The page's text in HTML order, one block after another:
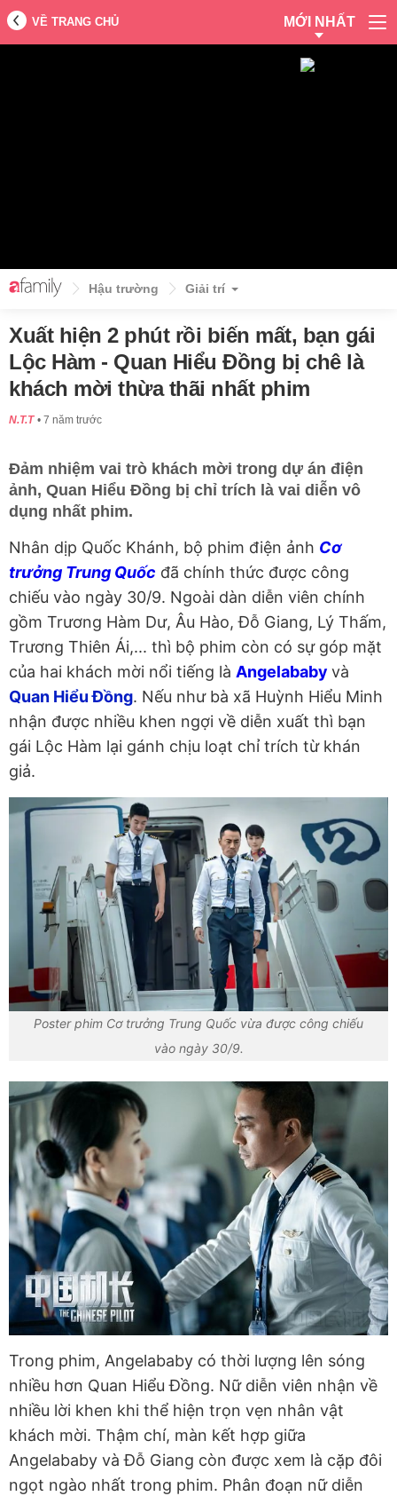
VỀ TRANG CHỦ MỚI NHẤT
Hậu trường Giải trí
Xuất hiện 2 phút rồi biến mất, bạn gái
Lộc Hàm - Quan Hiểu Đồng bị chê là
khách mời thừa thãi nhất phim
N.T.T 7 năm trước
Đảm nhiệm vai trò khách mời trong dự án điện
ảnh, Quan Hiểu Đồng bị chỉ trích là vai diễn vô
dụng nhất phim.
Nhân dịp Quốc Khánh, bộ phim điện ảnh Cơ
trưởng Trung Quốc đã chính thức được công
chiếu vào ngày 30/9. Ngoài dàn diễn viên chính
gồm Trương Hàm Dư, Âu Hào, Đỗ Giang, Lý Thấm,
Trương Thiên Ái,... thì bộ phim còn có sự góp mặt
của hai khách mời nổi tiếng là Angelababy và
Quan Hiểu Đồng. Nếu như bà xã Huỳnh Hiểu Minh
nhận được nhiều khen ngợi về diễn xuất thì bạn
gái Lộc Hàm lại gánh chịu loạt chỉ trích từ khán
giả.
Poster phim Cơ trưởng Trung Quốc vừa được công chiếu
vào ngày 30/9.
Trong phim, Angelababy có thời lượng lên sóng
nhiều hơn Quan Hiểu Đồng. Nữ diễn viên nhận về
nhiều lời khen khi thể hiện trọn vẹn nhân vật
khách mời. Thậm chí, màn kết hợp giữa
Angelababy và Đỗ Giang còn được xem là cặp đôi
ngọt ngào nhất trong phim. Phân đoạn nữ diễn